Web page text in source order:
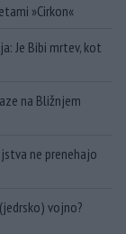
»Cirkon«
Je Bibi mrtev, kot
na Bližnjem
ne prenehajo
vojno?